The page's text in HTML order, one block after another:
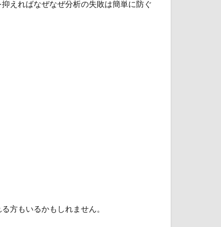
えればなぜなぜ分析の失敗は簡単に防ぐ
方もいるかもしれません。